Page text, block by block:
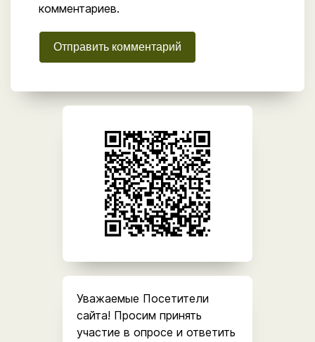
комментариев.
Уважаемые Посетители
сайта! Просим принять
участие в опросе и ответить